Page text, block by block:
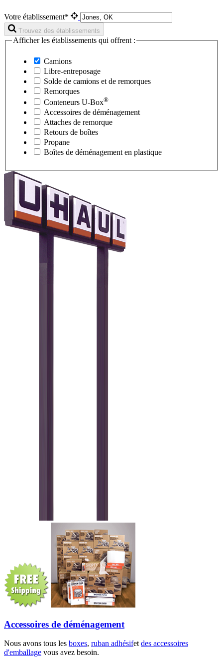
Votre établissement*
Trouvez des établissements
Afficher les établissements qui offrent :
Camions
Libre-entreposage
Solde de camions et de remorques
Remorques
Conteneurs U-Box®
Accessoires de déménagement
Attaches de remorque
Retours de boîtes
Propane
Boîtes de déménagement en plastique
Accessoires de déménagement
Nous avons tous les boxes, ruban adhésifetdes accessoires
d'emballage vous avez besoin.